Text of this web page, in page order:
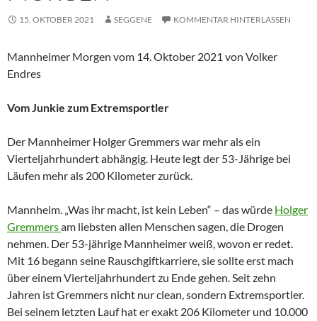
15. OKTOBER 2021 SEGGENE KOMMENTAR HINTERLASSEN
Mannheimer Morgen vom 14. Oktober 2021 von Volker
Endres
Vom Junkie zum Extremsportler
Der Mannheimer Holger Gremmers war mehr als ein
Vierteljahrhundert abhängig. Heute legt der 53-Jährige bei
Läufen mehr als 200 Kilometer zurück.
Mannheim. „Was ihr macht, ist kein Leben“ – das würde Holger
Gremmersam liebsten allen Menschen sagen, die Drogen
nehmen. Der 53-jährige Mannheimer weiß, wovon er redet.
Mit 16 begann seine Rauschgiftkarriere, sie sollte erst mach
über einem Vierteljahrhundert zu Ende gehen. Seit zehn
Jahren ist Gremmers nicht nur clean, sondern Extremsportler.
Bei seinem letzten Lauf hat er exakt 206 Kilometer und 10.000